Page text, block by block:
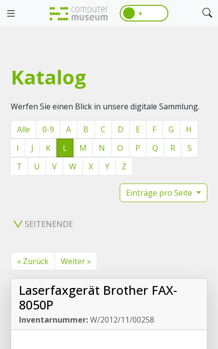
☀️
Katalog
Werfen Sie einen Blick in unsere digitale Sammlung.
Alle 0-9 A B C D E F G
H
I
J K L M N O P Q R
S
T
U V W X Y Z
Einträge pro Seite
SEITENENDE
« Zurück Weiter »
Laserfaxgerät Brother FAX-
8050P
Inventarnummer:W/2012/11/00258